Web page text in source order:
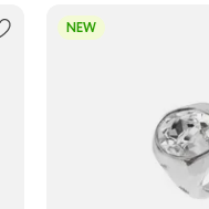
NEW